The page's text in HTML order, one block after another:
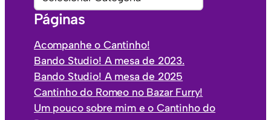
v
s
a
t
e
g
o
r
i
a
Páginas
Acompanhe o Cantinho!
Bando Studio! A mesa de 2023.
Bando Studio! A mesa de 2025
Cantinho do Romeo no Bazar Furry!
Um pouco sobre mim e o Cantinho do